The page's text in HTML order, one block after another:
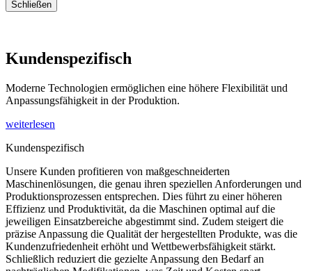
Schließen
Kundenspezifisch
Moderne Technologien ermöglichen eine höhere Flexibilität und
Anpassungsfähigkeit in der Produktion.
weiterlesen
Kundenspezifisch
Unsere Kunden profitieren von maßgeschneiderten
Maschinenlösungen, die genau ihren speziellen Anforderungen und
Produktionsprozessen entsprechen. Dies führt zu einer höheren
Effizienz und Produktivität, da die Maschinen optimal auf die
jeweiligen Einsatzbereiche abgestimmt sind. Zudem steigert die
präzise Anpassung die Qualität der hergestellten Produkte, was die
Kundenzufriedenheit erhöht und Wettbewerbsfähigkeit stärkt.
Schließlich reduziert die gezielte Anpassung den Bedarf an